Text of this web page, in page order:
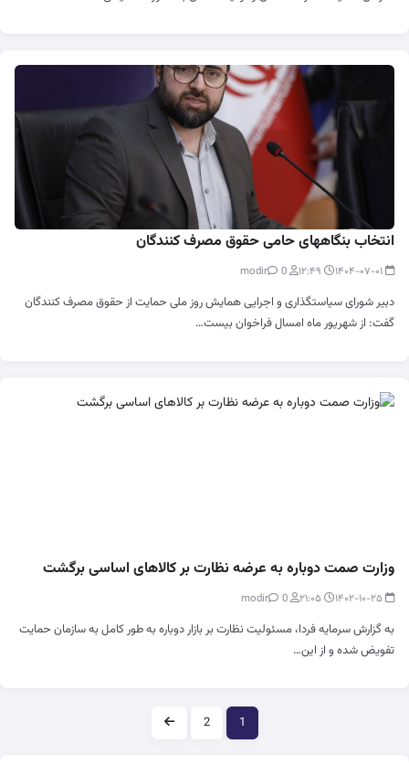
انتخاب بنگاههای حامی حقوق مصرف کنندگان
0
دبیر شورای سیاستگذاری و اجرایی همایش روز ملی حمایت از حقوق مصرف کنندگان
گفت: از شهریور ماه امسال فراخوان بیست…
وزارت صمت دوباره به عرضه نظارت بر کالاهای اساسی برگشت
0
به گزارش سرمایه فردا، مسئولیت نظارت بر بازار دوباره به طور کامل به سازمان حمایت
تفویض شده و از این…
صفحه‌بندی
1
2